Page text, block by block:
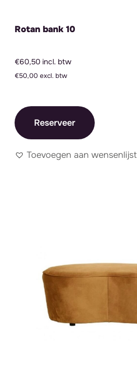
Rotan bank 10
€60,50 incl. btw
€50,00 excl. btw
Reserveer
Toevoegen aan wensenlijst